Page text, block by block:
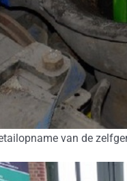
van de